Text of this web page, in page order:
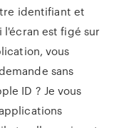
identifiant et
l'écran est figé sur
vous
sans
ID ? Je vous